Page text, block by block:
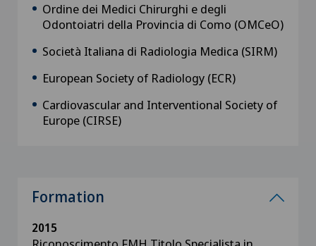
Ordine dei Medici Chirurghi e degli
Odontoiatri della Provincia di Como (OMCeO)
Società Italiana di Radiologia Medica (SIRM)
European Society of Radiology (ECR)
Cardiovascular and Interventional Society of
Europe (CIRSE)
Formation
2015